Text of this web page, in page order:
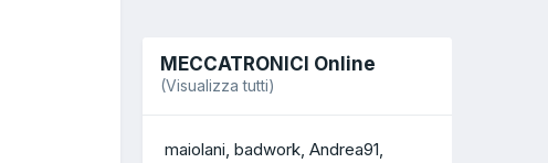
MECCATRONICI Online
(Visualizza tutti)
maiolani badwork Andrea91